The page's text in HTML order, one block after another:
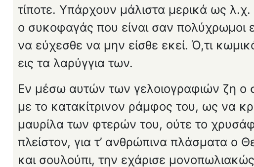
τί­ποτε. Υπάρχουν μάλιστα μερικά ως
ο συκοφαγάς που είναι σαν πολύχρωμοι
να εύχεσθε να μην είσθε εκεί. Ό,τι
εις τα λαρύγ­για των.
Εν μέσω αυτών των γελοιογραφιών ζη
με το κατακίτρινον ράμφος του, ως να
μαυ­ρίλα των φτερών του, ούτε το
πλείστον, για τ’ ανθρώπινα πλάσματα ο
και σουλούπι, την εχάρισε